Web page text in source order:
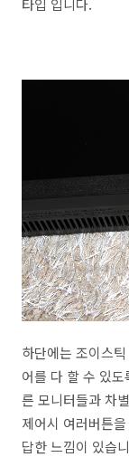
타입 입니다.
하단에는 조이스
어를 다 할 수 있
른 모니터들과 차
제어시 여러버튼
답한 느낌이 있습